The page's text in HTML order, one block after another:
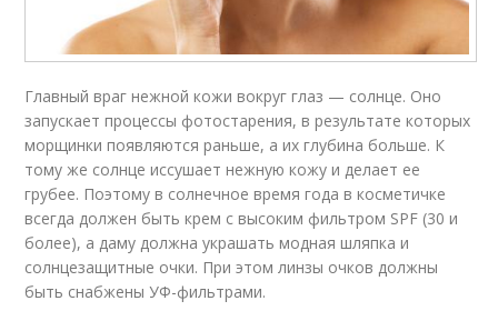
Главный враг нежной кожи вокруг глаз — солнце. Оно
запускает процессы фотостарения, в результате которых
морщинки появляются раньше, а их глубина больше. К
тому же солнце иссушает нежную кожу и делает ее
грубее. Поэтому в солнечное время года в косметичке
всегда должен быть крем с высоким фильтром SPF (30 и
более), а даму должна украшать модная шляпка и
солнцезащитные очки. При этом линзы очков должны
быть снабжены УФ-фильтрами.